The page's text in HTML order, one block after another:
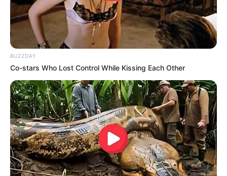
BUZZDAY
Co-stars Who Lost Control While Kissing Each Other